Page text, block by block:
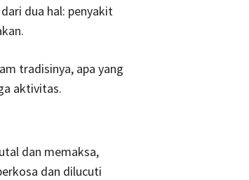
dua hal: penyakit
tradisinya, apa yang
aktivitas.
dan memaksa,
dan dilucuti